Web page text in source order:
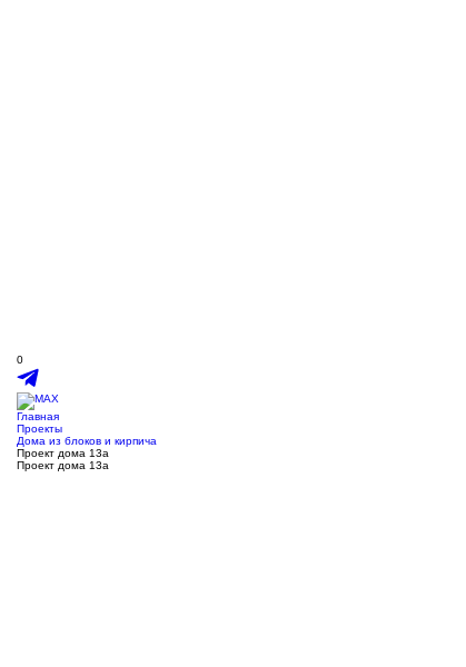
0
Главная
Проекты
Дома из блоков и кирпича
Проект дома 13а
Проект дома 13а